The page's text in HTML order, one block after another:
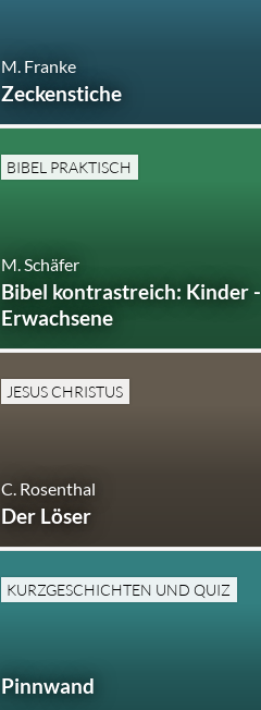
M. Franke
Zeckenstiche
BIBEL PRAKTISCH
M. Schäfer
Bibel kontrastreich: Kinder -
Erwachsene
JESUS CHRISTUS
C. Rosenthal
Der Löser
KURZGESCHICHTEN UND QUIZ
Pinnwand